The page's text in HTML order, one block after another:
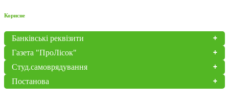
Корисне
Банківські реквізити
Газета "ПроЛісок"
Студ.самоврядування
Постанова